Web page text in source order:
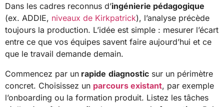
Dans les cadres reconnus d’ingénierie pédagogique
(ex. ADDIE, niveaux de Kirkpatrick), l’analyse précède
toujours la production. L’idée est simple : mesurer l’écart
entre ce que vos équipes savent faire aujourd’hui et ce
que le travail demande demain.
Commencez par un rapide diagnostic sur un périmètre
concret. Choisissez un parcours existant, par exemple
l’onboarding ou la formation produit. Listez les tâches